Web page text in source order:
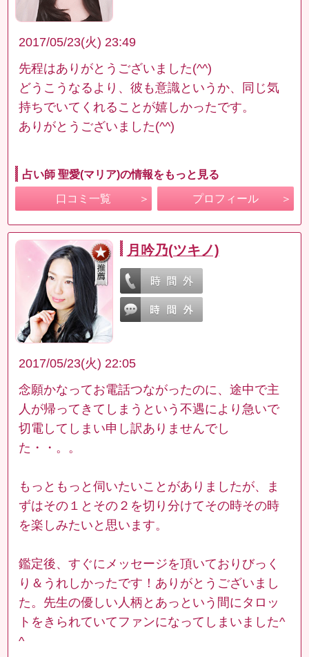
2017/05/23(火) 23:49
先程はありがとうございました(^^)
どうこうなるより、彼も意識というか、同じ気
持ちでいてくれることが嬉しかったです。
ありがとうございました(^^)
占い師 聖愛(マリア)の情報をもっと見る
口コミ一覧 プロフィール
月吟乃(ツキノ)
2017/05/23(火) 22:05
念願かなってお電話つながったのに、途中で主
人が帰ってきてしまうという不遇により急いで
切電してしまい申し訳ありませんでし
た・・。。
もっともっと伺いたいことがありましたが、ま
ずはその１とその２を切り分けてその時その時
を楽しみたいと思います。
鑑定後、すぐにメッセージを頂いておりびっく
り＆うれしかったです！ありがとうございまし
た。先生の優しい人柄とあっという間にタロッ
トをきられていてファンになってしまいました^
^